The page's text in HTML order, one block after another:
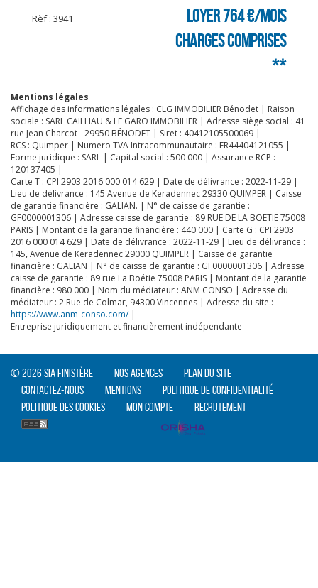
CLIQUER ICI POUR AGRANDIR
Rèf : 3941
Loyer 764 €/mois
charges comprises
**
Mentions légales
Affichage des informations légales : CLG IMMOBILIER Bénodet | Raison
sociale : SARL CAILLIAU & LE GARO IMMOBILIER | Adresse siège social : 41
rue Jean Charcot - 29950 BÉNODET | Siret : 40412105500069 |
RCS : Quimper | Numero TVA Intracommunautaire : FR44404121055 |
Forme juridique : SARL | Capital social : 500 000 | Assurance RCP :
120137405 |
Carte T : CPI 2903 2016 000 014 629 | Date de délivrance : 2022-11-29 |
Lieu de délivrance : 145 Avenue de Keradennec 29330 QUIMPER | Caisse
de garantie financière : GALIAN. | N° de caisse de garantie :
GF0000001306 | Adresse caisse de garantie : 89 RUE DE LA BOETIE 75008
PARIS | Montant de la garantie financière : 440 000 | Carte G : CPI 2903
2016 000 014 629 | Date de délivrance : 2022-11-29 | Lieu de délivrance :
145, Avenue de Keradennec 29000 QUIMPER | Caisse de garantie
financière : GALIAN | N° de caisse de garantie : GF0000001306 | Adresse
caisse de garantie : 89 rue La Boétie 75008 PARIS | Montant de la garantie
financière : 980 000 | Nom du médiateur : ANM CONSO | Adresse du
médiateur : 2 Rue de Colmar, 94300 Vincennes | Adresse du site :
https://www.anm-conso.com/|
Entreprise juridiquement et financièrement indépendante
© 2026 SIA Finistère Nos agences
Plan du site
Contactez-nous
Mentions
Politique de confidentialité
Politique des cookies
Mon compte Recrutement